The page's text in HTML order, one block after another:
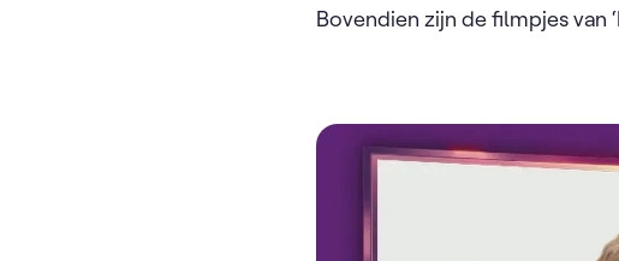
Bovendien zijn de filmpjes van